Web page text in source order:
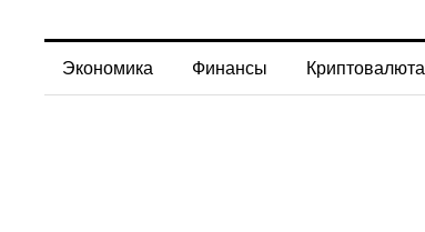
Экономика Финансы Криптовалюта